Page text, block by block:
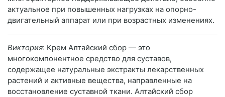
актуальное при повышенных нагрузках на опорно-
двигательный аппарат или при возрастных изменениях.
Виктория: Крем Алтайский сбор — это
многокомпонентное средство для суставов,
содержащее натуральные экстракты лекарственных
растений и активные вещества, направленные на
восстановление суставной ткани. Алтайский сбор